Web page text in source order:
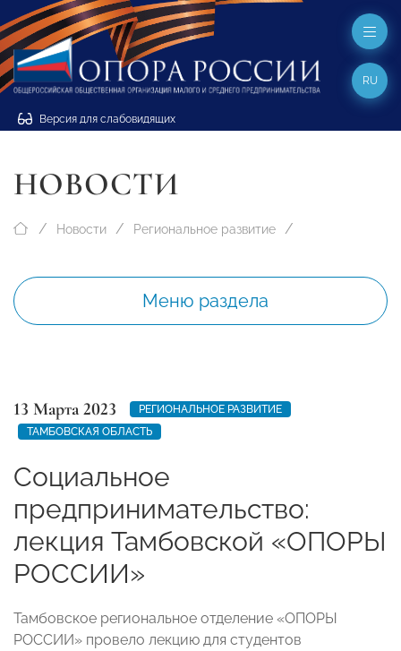
Версия для слабовидящих
RU
НОВОСТИ
Новости Региональное развитие
Меню раздела
13 Марта 2023
РЕГИОНАЛЬНОЕ РАЗВИТИЕ
ТАМБОВСКАЯ ОБЛАСТЬ
Социальное
предпринимательство:
лекция Тамбовской «ОПОРЫ
РОССИИ»
Тамбовское региональное отделение «ОПОРЫ
РОССИИ» провело лекцию для студентов